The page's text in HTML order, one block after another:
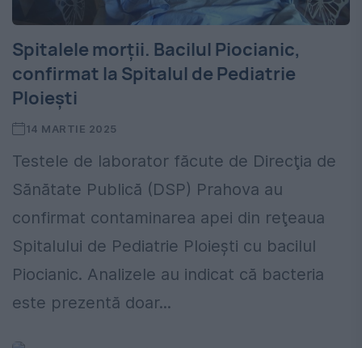
Spitalele morții. Bacilul Piocianic,
confirmat la Spitalul de Pediatrie
Ploiești
14 MARTIE 2025
Testele de laborator făcute de Direcţia de
Sănătate Publică (DSP) Prahova au
confirmat contaminarea apei din reţeaua
Spitalului de Pediatrie Ploiești cu bacilul
Piocianic. Analizele au indicat că bacteria
este prezentă doar...